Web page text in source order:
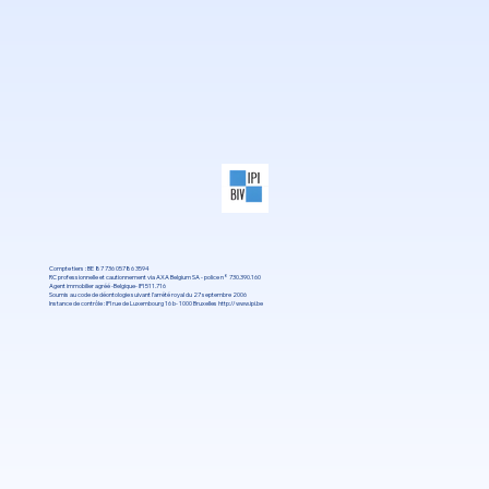
Compte tiers : BE 87 736 05786 3594
RC professionnelle et cautionnement via AXA Belgium SA - police n° 730.390.160
Agent immobilier agréé -Belgique- IPI 511.716
Soumis au code de déontologie suivant l’arrété royal du 27 septembre 2006
Instance de contrôle : IPI rue de Luxembourg 16 b- 1000 Bruxelles http://www.ipi.be